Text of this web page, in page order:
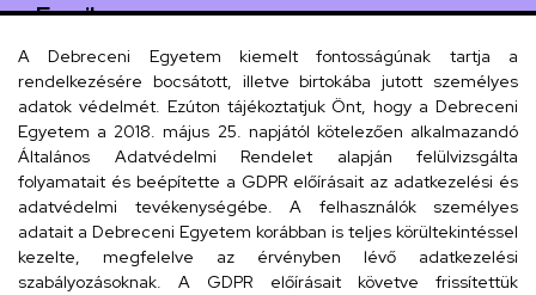
Email
iskola@kossuth-alt.unideb.hu
Cím
4024 Debrecen, Kossuth utca 33.
Szervezeti telefonkönyv
A Debreceni Egyetem kiemelt fontosságúnak tartja a
rendelkezésére bocsátott, illetve birtokába jutott személyes
adatok védelmét. Ezúton tájékoztatjuk Önt, hogy a Debreceni
Egyetem a 2018. május 25. napjától kötelezően alkalmazandó
Általános Adatvédelmi Rendelet alapján felülvizsgálta
folyamatait és beépítette a GDPR előírásait az adatkezelési és
adatvédelmi tevékenységébe. A felhasználók személyes
adatait a Debreceni Egyetem korábban is teljes körültekintéssel
kezelte, megfelelve az érvényben lévő adatkezelési
szabályozásoknak. A GDPR előírásait követve frissítettük